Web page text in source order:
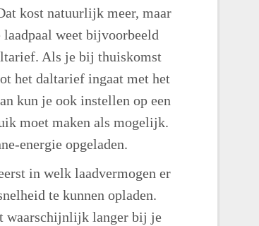
kost natuurlijk meer, maar
weet bijvoorbeeld
Als je bij thuiskomst
het daltarief ingaat met het
kun je ook instellen op een
moet maken als mogelijk.
energie opgeladen.
in welk laadvermogen er
te kunnen opladen.
waarschijnlijk langer bij je